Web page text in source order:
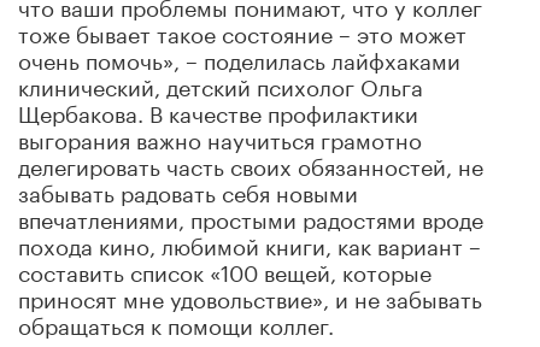
тоже бывает такое состояние – это может
очень помочь», – поделилась лайфхаками
клинический, детский психолог Ольга
Щербакова. В качестве профилактики
выгорания важно научиться грамотно
делегировать часть своих обязанностей, не
забывать радовать себя новыми
впечатлениями, простыми радостями вроде
похода кино, любимой книги, как вариант –
составить список «100 вещей, которые
приносят мне удовольствие», и не забывать
обращаться к помощи коллег.